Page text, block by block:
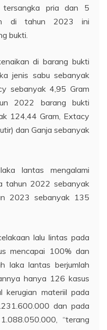
pria dan 5
di tahun 2023 ini
bukti.
di barang bukti
jenis sabu sebanyak
sebanyak 4,95 Gram
2022 barang bukti
124,44 Gram, Extacy
dan Ganja sebanyak
lantas mengalami
tahun 2022 sebanyak
2023 sebanyak 135
lalu lintas pada
mencapai 100% dan
laka lantas berjumlah
hanya 126 kasus
materiil pada
dan pada
“terang